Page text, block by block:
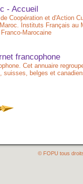
- Accueil
Coopération et d'Action
Instituts Français au
Marocaine
francophone
Cet annuaire
suisses, belges et
© FOPU tous